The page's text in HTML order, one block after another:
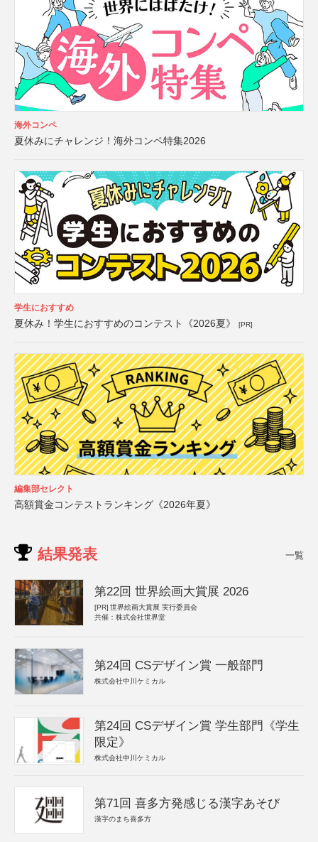
海外コンペ
夏休みにチャレンジ！海外コンペ特集2026
学生におすすめ
夏休み！学生におすすめのコンテスト《2026夏》 [PR]
編集部セレクト
高額賞金コンテストランキング《2026年夏》
結果発表 一覧
第22回 世界絵画大賞展 2026
[PR] 世界絵画大賞展 実行委員会
共催：株式会社世界堂
第24回 CSデザイン賞 一般部門
株式会社中川ケミカル
第24回 CSデザイン賞 学生部門《学生
限定》
株式会社中川ケミカル
第71回 喜多方発感じる漢字あそび
漢字のまち喜多方